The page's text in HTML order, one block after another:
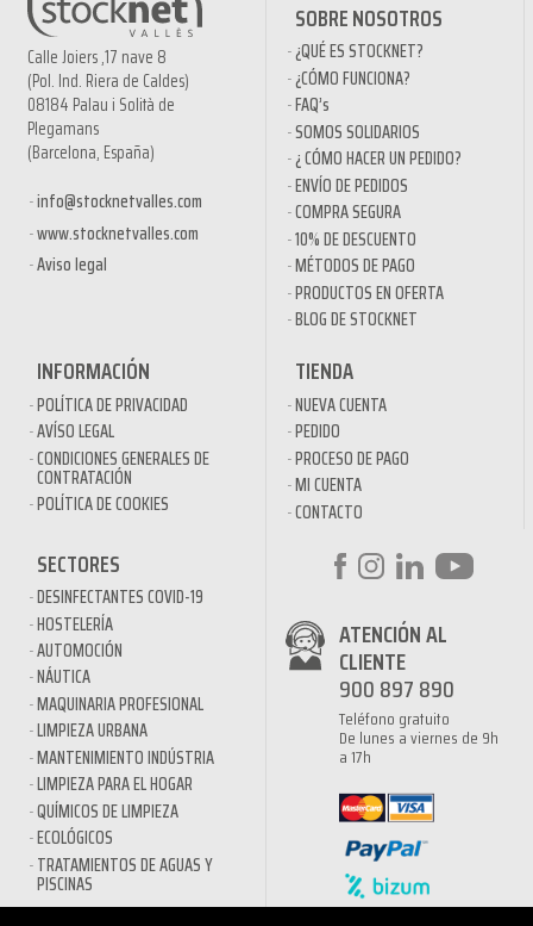
Calle Joiers ,17 nave 8
(Pol. Ind. Riera de Caldes)
08184 Palau i Solità de
Plegamans
(Barcelona, España)
info@stocknetvalles.com
www.stocknetvalles.com
Aviso legal
SOBRE NOSOTROS
¿QUÉ ES STOCKNET?
¿CÓMO FUNCIONA?
FAQ’s
SOMOS SOLIDARIOS
¿ CÓMO HACER UN PEDIDO?
ENVÍO DE PEDIDOS
COMPRA SEGURA
10% DE DESCUENTO
MÉTODOS DE PAGO
PRODUCTOS EN OFERTA
BLOG DE STOCKNET
INFORMACIÓN
POLÍTICA DE PRIVACIDAD
AVÍSO LEGAL
CONDICIONES GENERALES DE
CONTRATACIÓN
POLÍTICA DE COOKIES
TIENDA
NUEVA CUENTA
PEDIDO
PROCESO DE PAGO
MI CUENTA
CONTACTO
SECTORES
DESINFECTANTES COVID-19
HOSTELERÍA
AUTOMOCIÓN
NÁUTICA
MAQUINARIA PROFESIONAL
LIMPIEZA URBANA
MANTENIMIENTO INDÚSTRIA
LIMPIEZA PARA EL HOGAR
QUÍMICOS DE LIMPIEZA
ECOLÓGICOS
TRATAMIENTOS DE AGUAS Y
PISCINAS
ATENCIÓN AL
CLIENTE
900 897 890
Teléfono gratuito
De lunes a viernes de 9h
a 17h